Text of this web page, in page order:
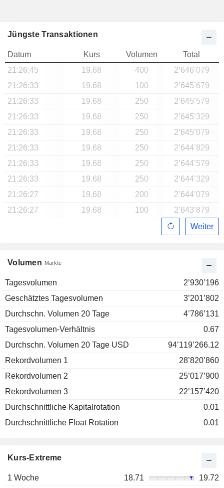
Volumen Märkte
Tagesvolumen
2’930’196
Geschätztes Tagesvolumen
3’201’802
Durchschn. Volumen 20 Tage
4’786’131
Tagesvolumen-Verhältnis
0.67
Durchschn. Volumen 20 Tage USD
94’119’266.12
Rekordvolumen 1
28’820’860
Rekordvolumen 2
25’017’900
Rekordvolumen 3
22’157’420
Durchschnittliche Kapitalrotation
0.01
Durchschnittliche Float Rotation
0.01
Jüngste Transaktionen
Datum Kurs Volumen
Total
21:26:45
19.68 400
2’646’079
21:26:33
19.68 100
2’645’679
21:26:33
19.68 250
2’645’579
21:26:33
19.68 250
2’645’329
21:26:33
19.68 250
2’645’079
21:26:33
19.68 250
2’644’829
21:26:33
19.68 250
2’644’579
21:26:33
19.68 250
2’644’329
21:26:27
19.68 200
2’644’079
21:26:27
19.68 100
2’643’879
Weiter
Kurs-Extreme
1 Woche 18.71
19.72